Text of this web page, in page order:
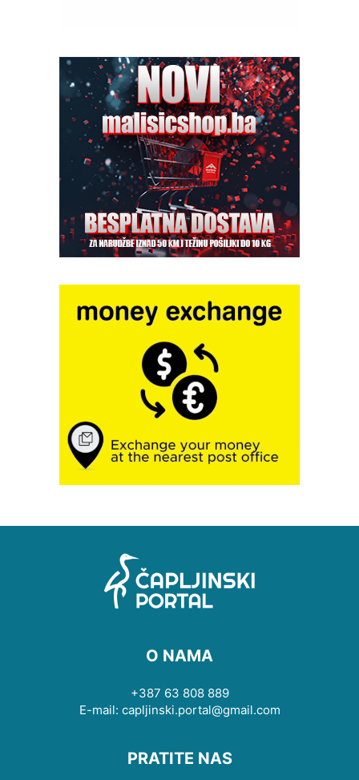
O NAMA
+387 63 808 889
E-mail: capljinski.portal@gmail.com
PRATITE NAS